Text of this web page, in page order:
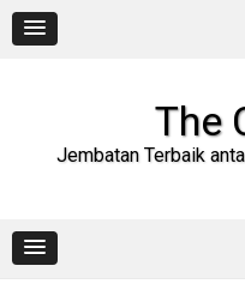
content
The
Jembatan Terbaik